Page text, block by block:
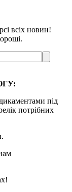
всіх новин!
під
потрібних